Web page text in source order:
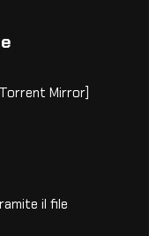
Mirror]
il file